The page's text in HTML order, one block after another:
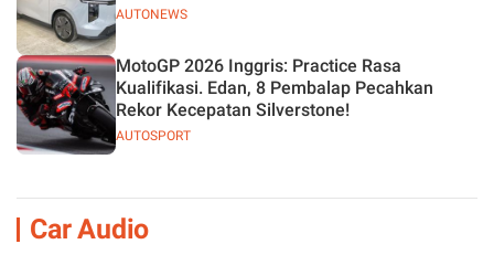
AUTONEWS
AUTOSPORT
MotoGP 2026 Inggris: Practice Rasa
Kualifikasi. Edan, 8 Pembalap Pecahkan
Rekor Kecepatan Silverstone!
Car Audio